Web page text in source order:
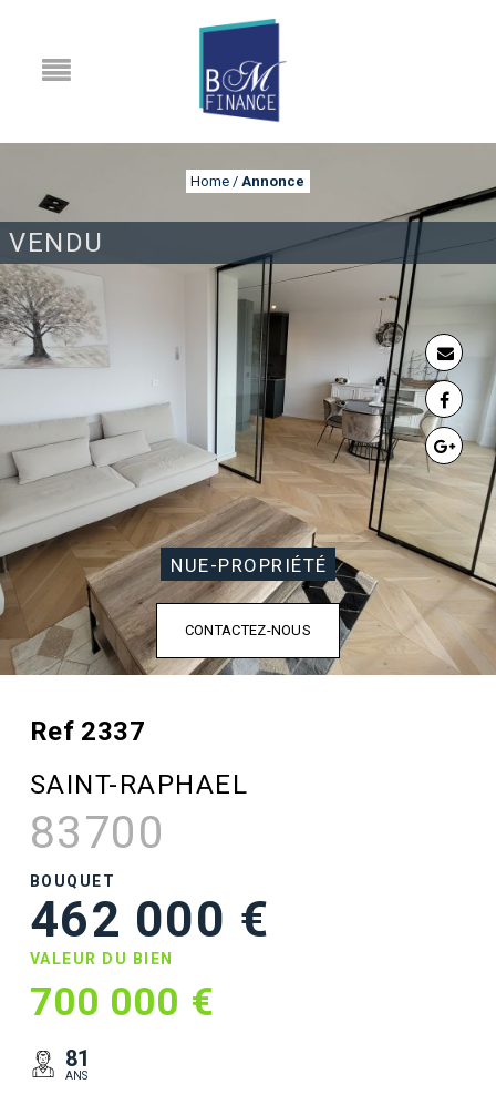
VENDU
Home / Annonce
ANNONCE
NUE-PROPRIÉTÉ
CONTACTEZ-NOUS
Ref 2337
SAINT-RAPHAEL
83700
BOUQUET
462 000 €
VALEUR DU BIEN
700 000 €
81
ANS